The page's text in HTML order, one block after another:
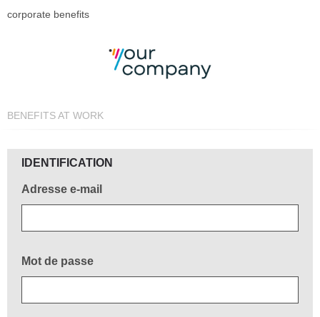
corporate benefits
BENEFITS AT WORK
IDENTIFICATION
Adresse e-mail
Mot de passe